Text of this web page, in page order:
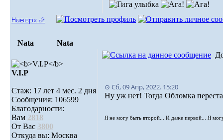
Наверх ⮵
Nata Nata
V.I.Р
Стаж: 17 лет 4 мес. 2 дня
Сообщения: 106599
Благодарности:
Вам 2818
От Вас 3800
Откуда вы: Москва
⊙ Сб, 09 Апр, 2022. 15:20
Ну уж нет! Тогда Обломка
Я не могу быть второй... И даже первой... Я